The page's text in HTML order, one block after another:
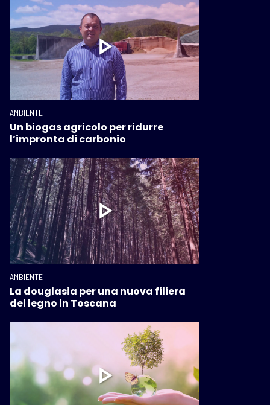
AMBIENTE
Un biogas agricolo per ridurre
l’impronta di carbonio
AMBIENTE
La douglasia per una nuova filiera
del legno in Toscana